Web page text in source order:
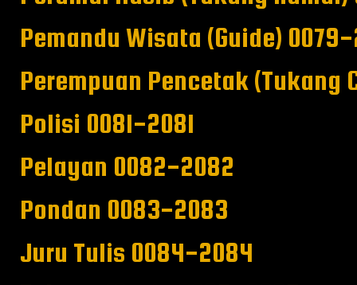
Pemandu Wisata (Guide)
Perempuan Pencetak (Tukang
Polisi 0081-2081
Pelayan 0082-2082
Pondan 0083-2083
Juru Tulis 0084-2084